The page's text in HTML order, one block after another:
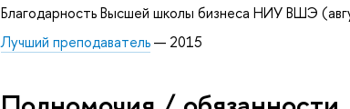
Благодарность Высшей школы бизнеса НИУ ВШЭ
Лучший преподаватель— 2015